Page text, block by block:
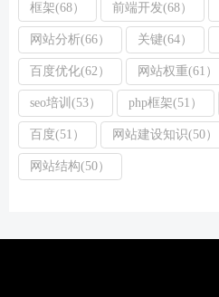
框架(68） 前端开发(68）
网站分析(66） 关键(64）
百度优化(62） 网站权重(61）
seo培训(53） php框架(51）
百度(51） 网站建设知识(50）
网站结构(50）